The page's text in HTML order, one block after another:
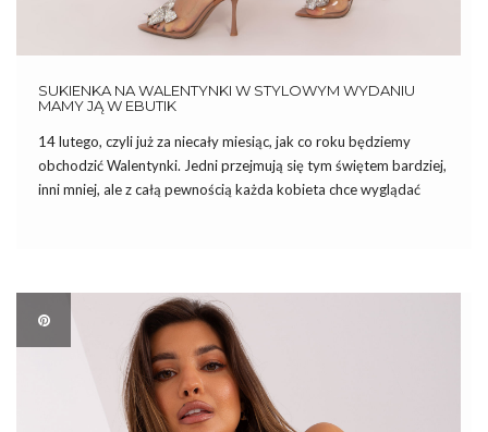
SUKIENKA NA WALENTYNKI W STYLOWYM WYDANIU
MAMY JĄ W EBUTIK
14 lutego, czyli już za niecały miesiąc, jak co roku będziemy
obchodzić Walentynki. Jedni przejmują się tym świętem bardziej,
inni mniej, ale z całą pewnością każda kobieta chce wyglądać